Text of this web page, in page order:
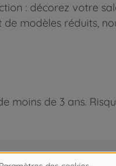
: décorez votre
modèles réduits,
moins de 3 ans.